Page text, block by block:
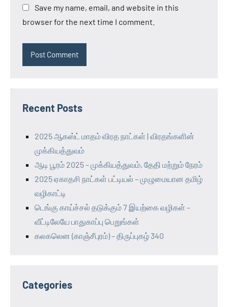
Save my name, email, and website in this
browser for the next time I comment.
Recent Posts
2025 ஆகஸ்ட் மாதம் விரத நாட்கள் | விரதங்களின்
முக்கியத்துவம்
ஆடி பூரம் 2025 – முக்கியத்துவம், தேதி மற்றும் நேரம்
2025 ஏகாதசி நாட்கள் பட்டியல் – முழுமையான தமிழ்
வழிகாட்டி
டெங்கு காய்ச்சல் தடுக்கும் 7 இயற்கை வழிகள் –
வீட்டிலேயே பாதுகாப்பு பெறுங்கள்
கலகலென (காஞ்சீபுரம்) – திருப்புகழ் 340
Categories